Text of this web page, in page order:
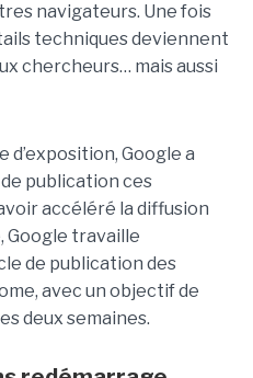
navigateurs. Une fois
techniques deviennent
chercheurs… mais aussi
Google a
publication ces
accéléré la diffusion
Google travaille
de publication des
avec un objectif de
deux semaines.